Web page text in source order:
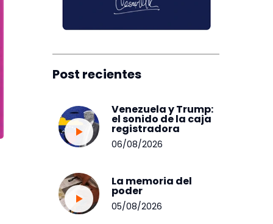
Post recientes
Venezuela y Trump:
el sonido de la caja
registradora
06/08/2026
La memoria del
poder
05/08/2026